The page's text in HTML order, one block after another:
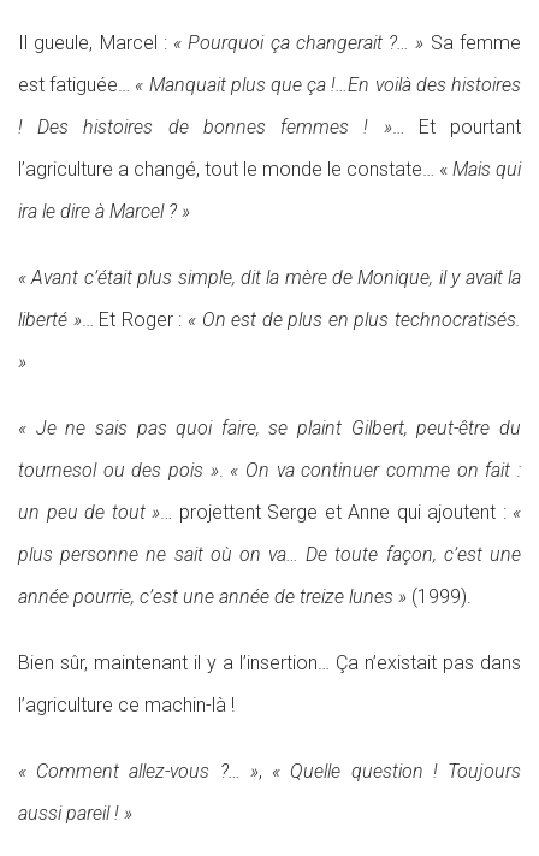
Il gueule, Marcel : « Pourquoi ça changerait ?… » Sa femme
est fatiguée… « Manquait plus que ça !…En voilà des histoires
! Des histoires de bonnes femmes ! »… Et pourtant
l’agriculture a changé, tout le monde le constate… « Mais qui
ira le dire à Marcel ? »
« Avant c’était plus simple, dit la mère de Monique, il y avait la
liberté »… Et Roger : « On est de plus en plus technocratisés.
»
« Je ne sais pas quoi faire, se plaint Gilbert, peut-être du
tournesol ou des pois ». « On va continuer comme on fait :
un peu de tout »… projettent Serge et Anne qui ajoutent : «
plus personne ne sait où on va… De toute façon, c’est une
année pourrie, c’est une année de treize lunes » (1999).
Bien sûr, maintenant il y a l’insertion… Ça n’existait pas dans
l’agriculture ce machin-là !
« Comment allez-vous ?… », « Quelle question ! Toujours
aussi pareil ! »